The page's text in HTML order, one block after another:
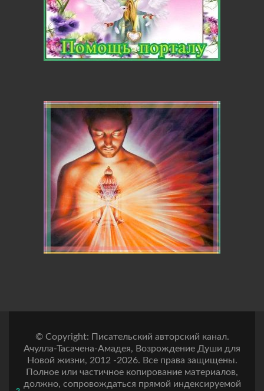
© Copyright: Писательский авторский канал.
Ачулла-Тасачена-Амадея, Возрождение Души для
Новой жизни, 2012 -2026. Все права защищены.
Полное или частичное копирование материалов,
должно, сопровождаться прямой индексируемой